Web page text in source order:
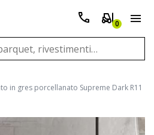
0
in gres porcellanato Supreme Dark R11